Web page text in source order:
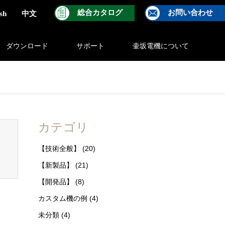
中文 総合カタログ お問い合わせ
ダウンロード サポート 壷坂電機について
カテゴリ
【技術全般】 (20)
【新製品】 (21)
【開発品】 (8)
カスタム機の例 (4)
未分類 (4)